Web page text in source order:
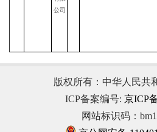
序
号
单
位
名
称
属
省
市
版权所有：中华人民共
ICP备案编号: 京ICP
网站标识码：